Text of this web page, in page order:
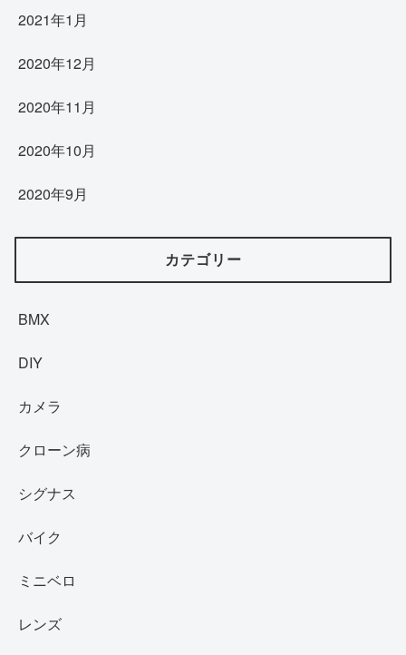
2021年1月
2020年12月
2020年11月
2020年10月
2020年9月
カテゴリー
BMX
DIY
カメラ
クローン病
シグナス
バイク
ミニベロ
レンズ